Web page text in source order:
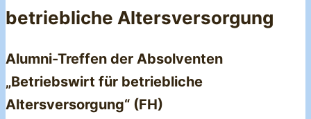
betriebliche Altersversorgung
Alumni-Treffen der Absolventen
„Betriebswirt für betriebliche
Altersversorgung“ (FH)